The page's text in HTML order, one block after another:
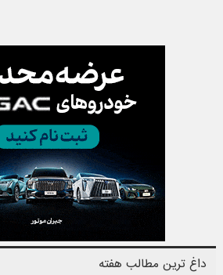
داغ ترین مطالب هفته